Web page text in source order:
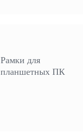
Рамки для
планшетных ПК